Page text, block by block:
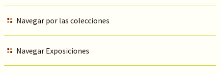
Navegar por las colecciones
Navegar Exposiciones